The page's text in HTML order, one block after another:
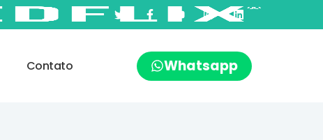
Contato Whatsapp